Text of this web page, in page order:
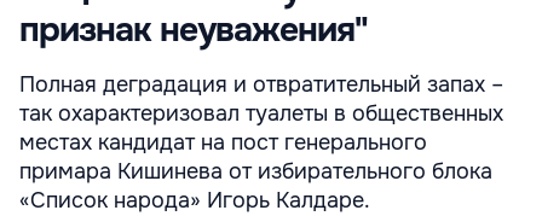
признак неуважения"
Полная деградация и отвратительный запах –
так охарактеризовал туалеты в общественных
местах кандидат на пост генерального
примара Кишинева от избирательного блока
«Список народа» Игорь Калдаре.